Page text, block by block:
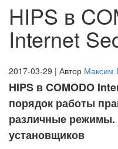
HIPS в
Internet
2017-03-29 | Автор Максим
HIPS в COMODO
порядок работы
различные
установщиков